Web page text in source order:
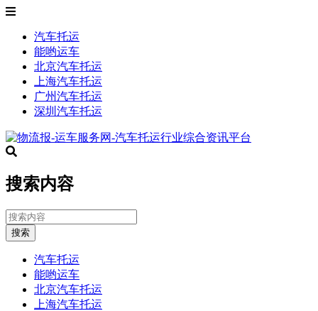
汽车托运
能哟运车
北京汽车托运
上海汽车托运
广州汽车托运
深圳汽车托运
搜索内容
搜索
汽车托运
能哟运车
北京汽车托运
上海汽车托运